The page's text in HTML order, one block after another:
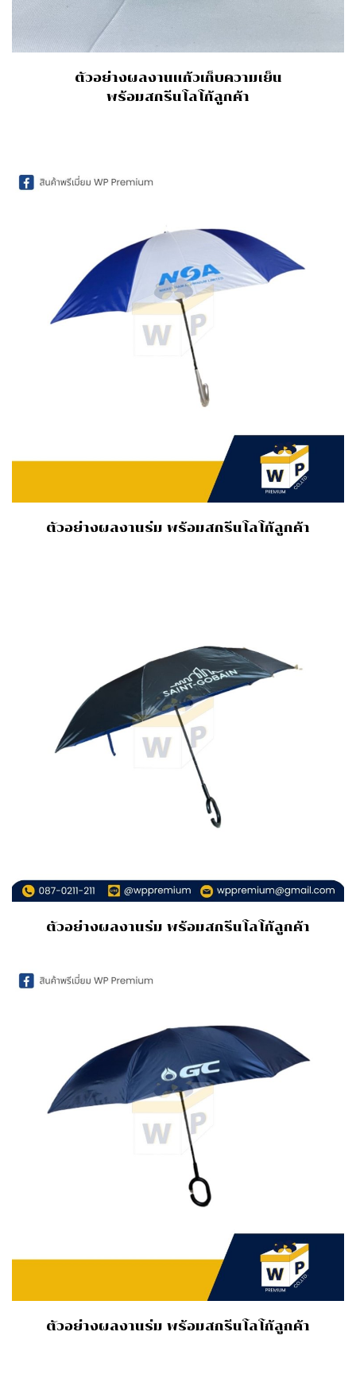
ตัวอย่างผลงานแก้วเก็บความเย็น
พร้อมสกรีนโลโก้ลูกค้า
ตัวอย่างผลงานร่ม พร้อมสกรีนโลโก้ลูกค้า
ตัวอย่างผลงานร่ม พร้อมสกรีนโลโก้ลูกค้า
ตัวอย่างผลงานร่ม พร้อมสกรีนโลโก้ลูกค้า